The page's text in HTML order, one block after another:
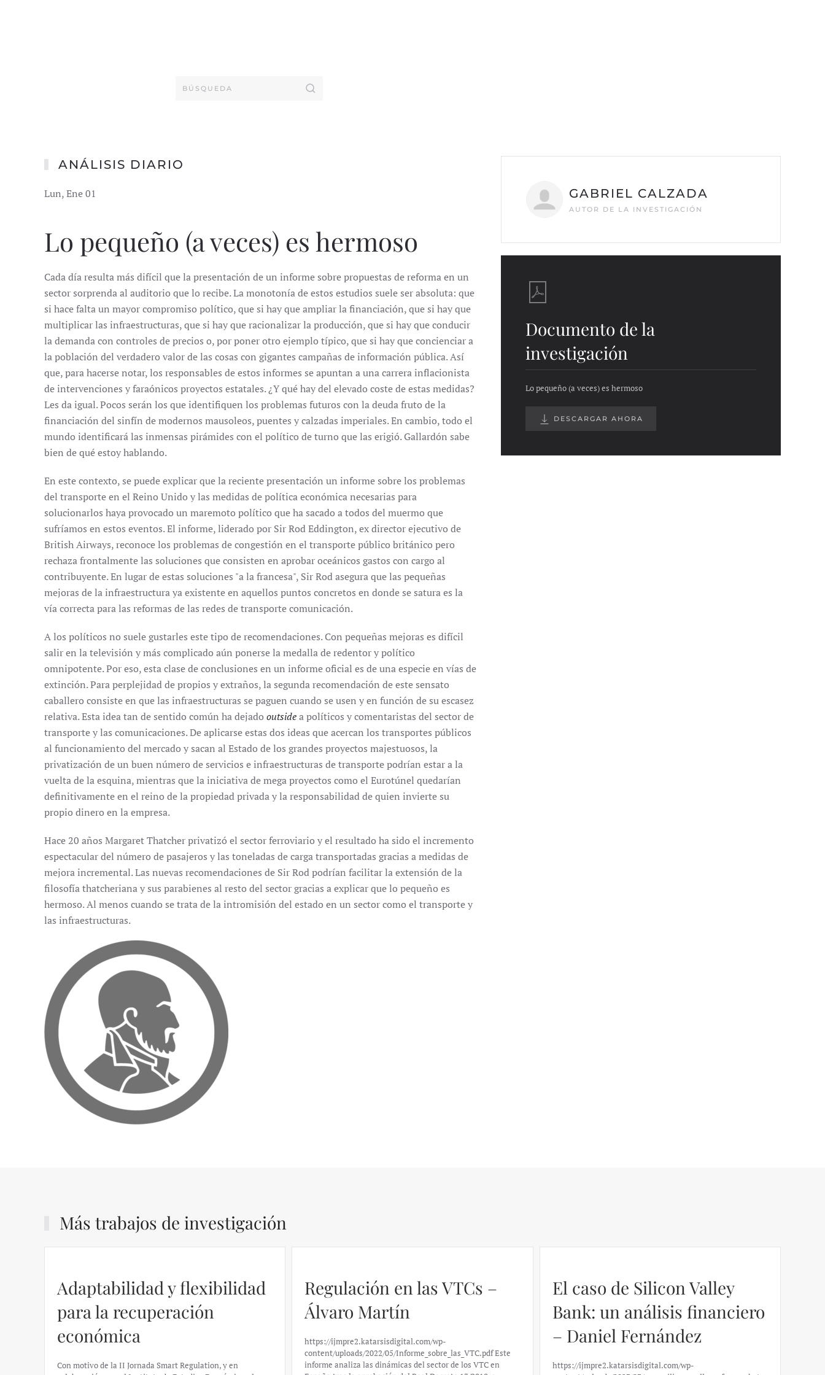
ANÁLISIS DIARIO
Lun, Ene 01
Lo pequeño (a veces) es hermoso
Cada día resulta más difícil que la presentación de un informe sobre propuestas de reforma en un
sector sorprenda al auditorio que lo recibe. La monotonía de estos estudios suele ser absoluta: que
si hace falta un mayor compromiso político, que si hay que ampliar la financiación, que si hay que
multiplicar las infraestructuras, que si hay que racionalizar la producción, que si hay que conducir
la demanda con controles de precios o, por poner otro ejemplo típico, que si hay que concienciar a
la población del verdadero valor de las cosas con gigantes campañas de información pública. Así
que, para hacerse notar, los responsables de estos informes se apuntan a una carrera inflacionista
de intervenciones y faraónicos proyectos estatales. ¿Y qué hay del elevado coste de estas medidas?
Les da igual. Pocos serán los que identifiquen los problemas futuros con la deuda fruto de la
financiación del sinfín de modernos mausoleos, puentes y calzadas imperiales. En cambio, todo el
mundo identificará las inmensas pirámides con el político de turno que las erigió. Gallardón sabe
bien de qué estoy hablando.
En este contexto, se puede explicar que la reciente presentación un informe sobre los problemas
del transporte en el Reino Unido y las medidas de política económica necesarias para
solucionarlos haya provocado un maremoto político que ha sacado a todos del muermo que
sufríamos en estos eventos. El informe, liderado por Sir Rod Eddington, ex director ejecutivo de
British Airways, reconoce los problemas de congestión en el transporte público británico pero
rechaza frontalmente las soluciones que consisten en aprobar oceánicos gastos con cargo al
contribuyente. En lugar de estas soluciones "a la francesa", Sir Rod asegura que las pequeñas
mejoras de la infraestructura ya existente en aquellos puntos concretos en donde se satura es la
vía correcta para las reformas de las redes de transporte comunicación.
A los políticos no suele gustarles este tipo de recomendaciones. Con pequeñas mejoras es difícil
salir en la televisión y más complicado aún ponerse la medalla de redentor y político
omnipotente. Por eso, esta clase de conclusiones en un informe oficial es de una especie en vías de
extinción. Para perplejidad de propios y extraños, la segunda recomendación de este sensato
caballero consiste en que las infraestructuras se paguen cuando se usen y en función de su escasez
relativa. Esta idea tan de sentido común ha dejado outsidea políticos y comentaristas del sector de
transporte y las comunicaciones. De aplicarse estas dos ideas que acercan los transportes públicos
al funcionamiento del mercado y sacan al Estado de los grandes proyectos majestuosos, la
privatización de un buen número de servicios e infraestructuras de transporte podrían estar a la
vuelta de la esquina, mientras que la iniciativa de mega proyectos como el Eurotúnel quedarían
definitivamente en el reino de la propiedad privada y la responsabilidad de quien invierte su
propio dinero en la empresa.
Hace 20 años Margaret Thatcher privatizó el sector ferroviario y el resultado ha sido el incremento
espectacular del número de pasajeros y las toneladas de carga transportadas gracias a medidas de
mejora incremental. Las nuevas recomendaciones de Sir Rod podrían facilitar la extensión de la
filosofía thatcheriana y sus parabienes al resto del sector gracias a explicar que lo pequeño es
hermoso. Al menos cuando se trata de la intromisión del estado en un sector como el transporte y
las infraestructuras.
GABRIEL CALZADA
AUTOR DE LA INVESTIGACIÓN
Documento de la
investigación
Lo pequeño (a veces) es hermoso
DESCARGAR AHORA
Más trabajos de investigación
Regulación en las VTCs –
Álvaro Martín
https://ijmpre2.katarsisdigital.com/wp-
informe analiza las dinámicas del sector de los VTC en
El caso de Silicon Valley
Bank: un análisis financiero
– Daniel Fernández
https://ijmpre2.katarsisdigital.com/wp-